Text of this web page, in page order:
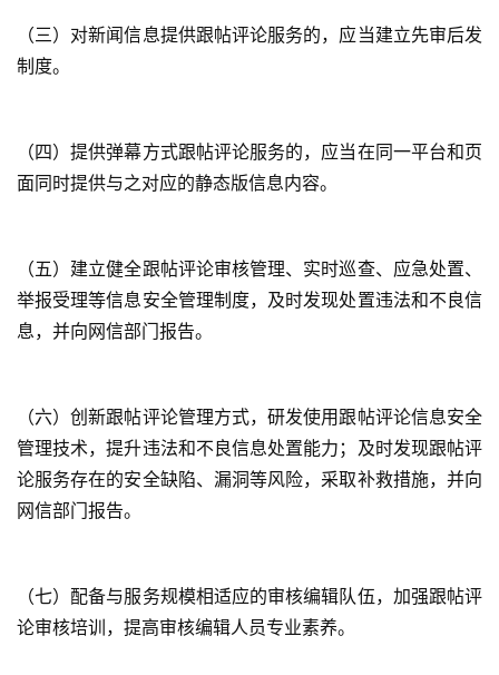
（三）对新闻信息提供跟帖评论服务的，应当建立先审后发
制度。
（四）提供弹幕方式跟帖评论服务的，应当在同一平台和页
面同时提供与之对应的静态版信息内容。
（五）建立健全跟帖评论审核管理、实时巡查、应急处置、
举报受理等信息安全管理制度，及时发现处置违法和不良信
息，并向网信部门报告。
（六）创新跟帖评论管理方式，研发使用跟帖评论信息安全
管理技术，提升违法和不良信息处置能力；及时发现跟帖评
论服务存在的安全缺陷、漏洞等风险，采取补救措施，并向
网信部门报告。
（七）配备与服务规模相适应的审核编辑队伍，加强跟帖评
论审核培训，提高审核编辑人员专业素养。